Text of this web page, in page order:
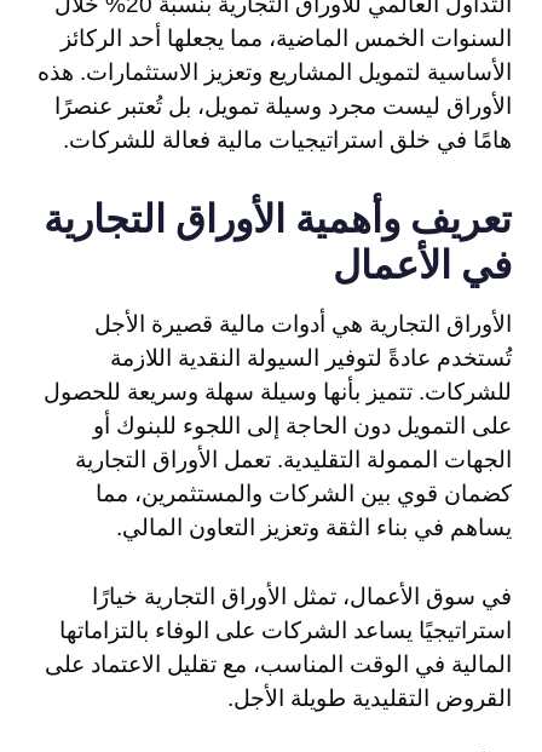
السنوات الخمس الماضية، مما يجعلها أحد الركائز
الأساسية لتمويل المشاريع وتعزيز الاستثمارات. هذه
الأوراق ليست مجرد وسيلة تمويل، بل تُعتبر عنصرًا
هامًا في خلق استراتيجيات مالية فعالة للشركات.
تعريف وأهمية الأوراق التجارية
في الأعمال
الأوراق التجارية هي أدوات مالية قصيرة الأجل
تُستخدم عادةً لتوفير السيولة النقدية اللازمة
للشركات. تتميز بأنها وسيلة سهلة وسريعة للحصول
على التمويل دون الحاجة إلى اللجوء للبنوك أو
الجهات الممولة التقليدية. تعمل الأوراق التجارية
كضمان قوي بين الشركات والمستثمرين، مما
يساهم في بناء الثقة وتعزيز التعاون المالي.
في سوق الأعمال، تمثل الأوراق التجارية خيارًا
استراتيجيًا يساعد الشركات على الوفاء بالتزاماتها
المالية في الوقت المناسب، مع تقليل الاعتماد على
القروض التقليدية طويلة الأجل.